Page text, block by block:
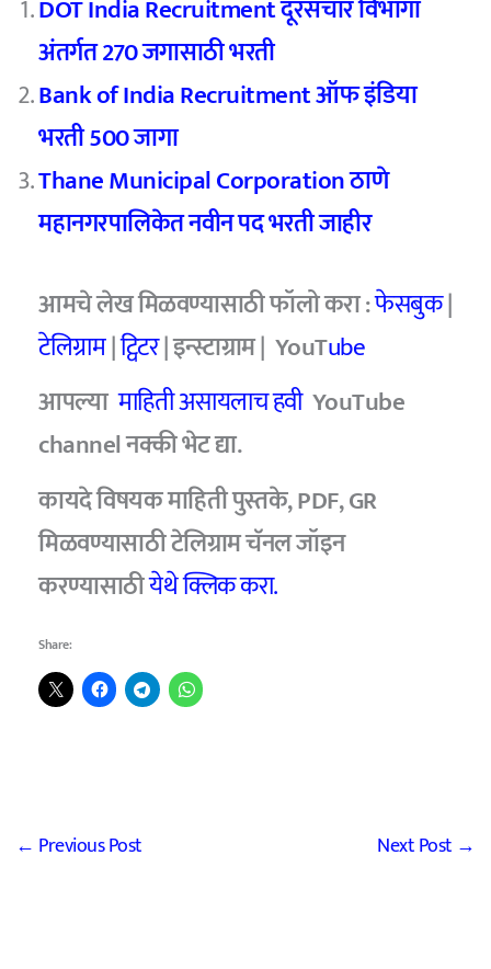
DOT India Recruitment दूरसंचार विभागा
अंतर्गत 270 जगासाठी भरती
Bank of India Recruitment ऑफ इंडिया
भरती 500 जागा
Thane Municipal Corporation ठाणे
महानगरपालिकेत नवीन पद भरती जाहीर
आमचे लेख मिळवण्यासाठी फॉलो करा :फेसबुक|
टेलिग्राम|ट्विटर| इन्स्टाग्राम | YouTube
आपल्यामाहिती असायलाच हवी YouTube
channel नक्की भेट द्या.
कायदे विषयक माहिती पुस्तके, PDF, GR
मिळवण्यासाठी टेलिग्राम चॅनल जॉइन
करण्यासाठीयेथे क्लिक करा.
Share:
← Previous Post Next Post →